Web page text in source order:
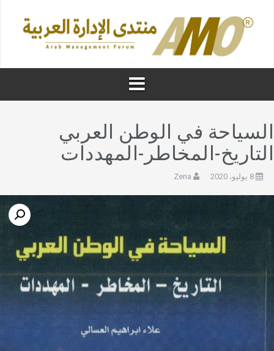
في الوطن العربي
المخاطر-المهددات
8 يوليو، 2020 Zena